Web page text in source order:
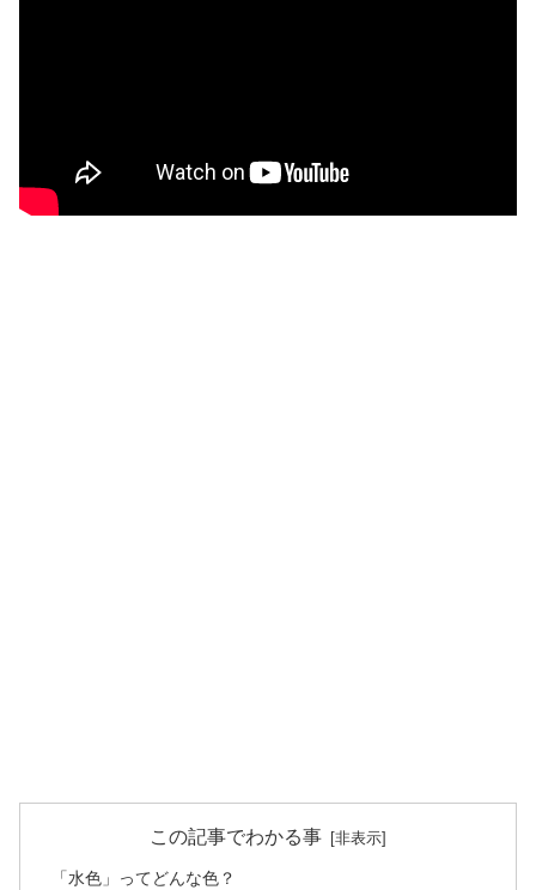
この記事でわかる事
「水色」ってどんな色？